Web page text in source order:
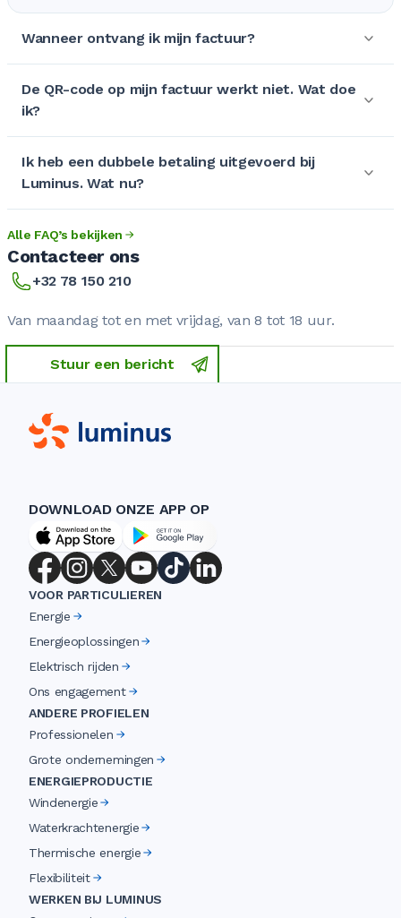
Wanneer ontvang ik mijn factuur?
De QR-code op mijn factuur werkt niet. Wat doe
ik?
Ik heb een dubbele betaling uitgevoerd bij
Luminus. Wat nu?
Alle FAQ’s bekijken
Contacteer ons
+32 78 150 210
Van maandag tot en met vrijdag, van 8 tot 18 uur.
Stuur een bericht
DOWNLOAD ONZE APP OP
VOOR PARTICULIEREN
Energie
Energieoplossingen
Elektrisch rijden
Ons engagement
ANDERE PROFIELEN
Professionelen
Grote ondernemingen
ENERGIEPRODUCTIE
Windenergie
Waterkrachtenergie
Thermische energie
Flexibiliteit
WERKEN BIJ LUMINUS